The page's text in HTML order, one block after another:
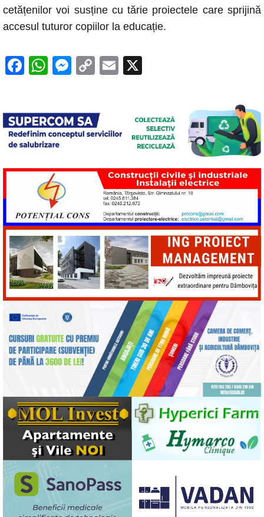
cetățenilor voi susține cu tărie proiectele care sprijină
accesul tuturor copiilor la educație.
F
e
b
o
W
s
A
p
M
e
n
er
C
y
Li
k
E